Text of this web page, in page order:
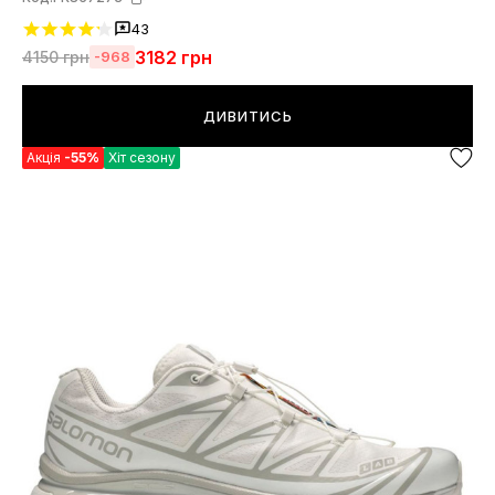
43
4150грн -968 3182 грн
ДИВИТИСЬ
Акція -55% Хіт сезону